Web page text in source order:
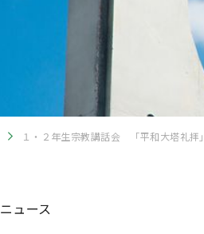
１・２年生宗教講話会 「平和大塔礼拝」
ニュース